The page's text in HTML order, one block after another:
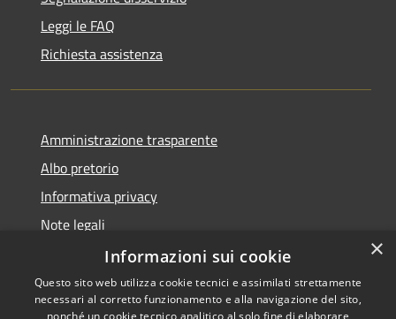
Leggi le FAQ
Richiesta assistenza
Amministrazione trasparente
Albo pretorio
Informativa privacy
Note legali
Dichiarazione di accessibilità
×
Informazioni sui cookie
Questo sito web utilizza cookie tecnici e assimilati strettamente
necessari al corretto funzionamento e alla navigazione del sito,
nonché un cookie tecnico analitico al solo fine di elaborare